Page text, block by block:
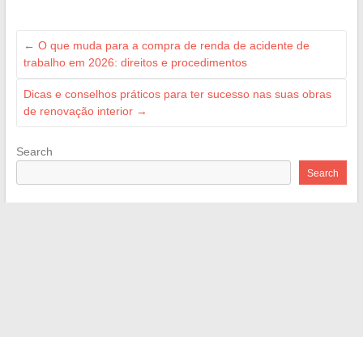
← O que muda para a compra de renda de acidente de
trabalho em 2026: direitos e procedimentos
Dicas e conselhos práticos para ter sucesso nas suas obras
de renovação interior →
Search
Search